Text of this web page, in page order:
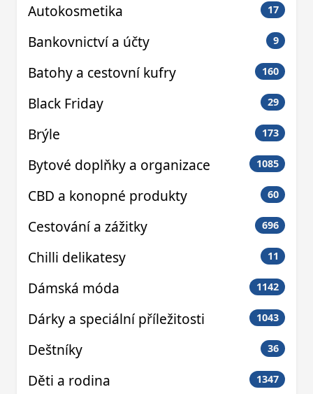
Autokosmetika 17
Bankovnictví a účty 9
Batohy a cestovní kufry 160
Black Friday 29
Brýle 173
Bytové doplňky a organizace 1085
CBD a konopné produkty 60
Cestování a zážitky 696
Chilli delikatesy 11
Dámská móda 1142
Dárky a speciální příležitosti 1043
Deštníky 36
Děti a rodina 1347